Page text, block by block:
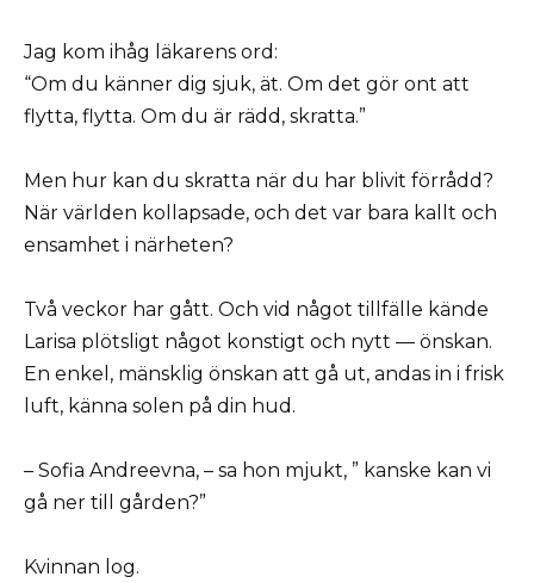
Jag kom ihåg läkarens ord:
“Om du känner dig sjuk, ät. Om det gör ont att
flytta, flytta. Om du är rädd, skratta.”
Men hur kan du skratta när du har blivit förrådd?
När världen kollapsade, och det var bara kallt och
ensamhet i närheten?
Två veckor har gått. Och vid något tillfälle kände
Larisa plötsligt något konstigt och nytt — önskan.
En enkel, mänsklig önskan att gå ut, andas in i frisk
luft, känna solen på din hud.
– Sofia Andreevna, – sa hon mjukt, ” kanske kan vi
gå ner till gården?”
Kvinnan log.